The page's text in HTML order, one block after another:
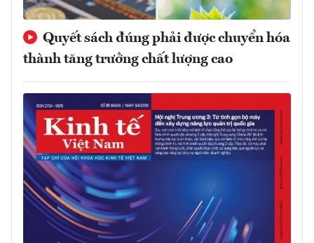
Quyết sách đúng phải được chuyển hóa
thành tăng trưởng chất lượng cao